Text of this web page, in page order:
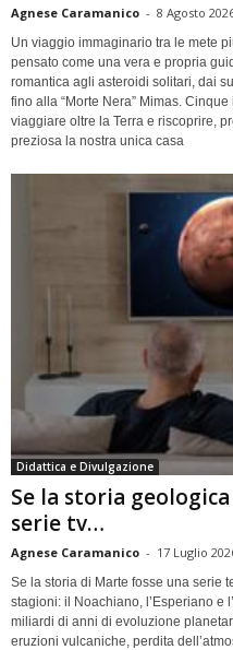
Agnese Caramanico - 8 Agosto
Un viaggio immaginario tra le mete
pensato come una vera e propria
romantica agli asteroidi solitari, dai
fino alla “Morte Nera” Mimas.
viaggiare oltre la Terra e riscoprire,
preziosa la nostra unica casa
Didattica e Divulgazione
Se la storia
serie tv…
Agnese Caramanico - 17 Luglio
Se la storia di Marte fosse una serie
stagioni: il Noachiano, l’Esperiano e
miliardi di anni di evoluzione
eruzioni vulcaniche, perdita